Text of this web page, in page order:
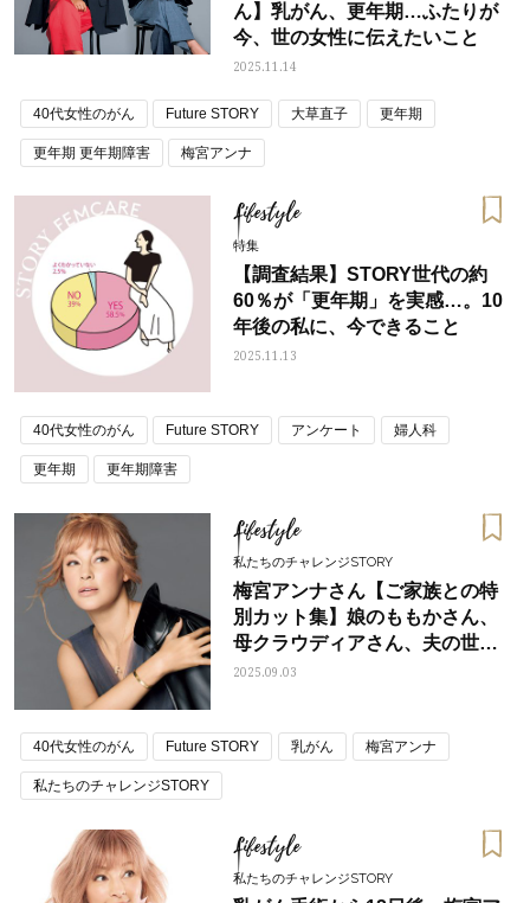
ん】乳がん、更年期…ふたりが
今、世の女性に伝えたいこと
2025.11.14
40代女性のがん Future STORY 大草直子 更年期
更年期 更年期障害 梅宮アンナ
Lifestyle
特集
【調査結果】STORY世代の約
60％が「更年期」を実感…。10
年後の私に、今できること
2025.11.13
40代女性のがん Future STORY アンケート 婦人科
更年期 更年期障害
Lifestyle
私たちのチャレンジSTORY
梅宮アンナさん【ご家族との特
別カット集】娘のももかさん、
母クラウディアさん、夫の世継
さん
2025.09.03
40代女性のがん Future STORY 乳がん 梅宮アンナ
私たちのチャレンジSTORY
Lifestyle
私たちのチャレンジSTORY